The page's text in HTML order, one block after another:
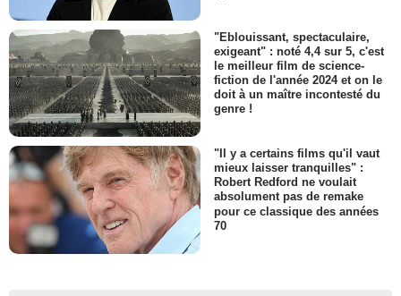
"Eblouissant, spectaculaire,
exigeant" : noté 4,4 sur 5, c'est
le meilleur film de science-
fiction de l'année 2024 et on le
doit à un maître incontesté du
genre !
"Il y a certains films qu'il vaut
mieux laisser tranquilles" :
Robert Redford ne voulait
absolument pas de remake
pour ce classique des années
70